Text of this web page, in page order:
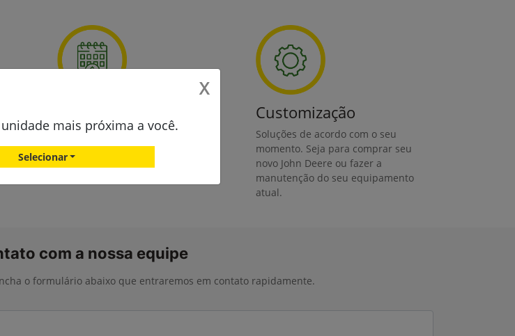
Compre sua máquina sem se
descapitalizar e com diferentes
prazos de pagamento.
Customização
Soluções de acordo com o seu
momento. Seja para comprar seu
novo John Deere ou fazer a
manutenção do seu equipamento
atual.
com a nossa equipe
o formulário abaixo que entraremos em contato rapidamente.
X
mais próxima a você.
Selecionar